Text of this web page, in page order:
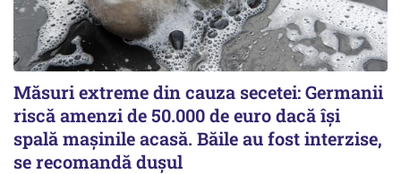
Măsuri extreme din cauza secetei: Germanii
riscă amenzi de 50.000 de euro dacă își
spală mașinile acasă. Băile au fost interzise,
se recomandă dușul